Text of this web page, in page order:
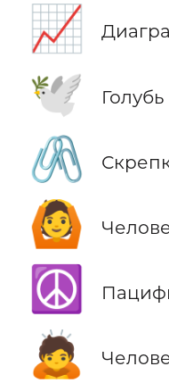
📈
🕊️ Голубь
🖇️
🙆
☮️
🙇